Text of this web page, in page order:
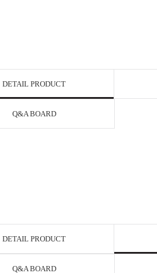
DETAIL PRODUCT
Q&A BOARD
DETAIL PRODUCT
Q&A BOARD